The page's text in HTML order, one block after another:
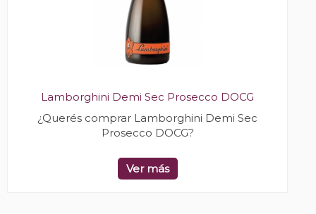
Lamborghini Demi Sec Prosecco DOCG
¿Querés comprar Lamborghini Demi Sec
Prosecco DOCG?
Ver más